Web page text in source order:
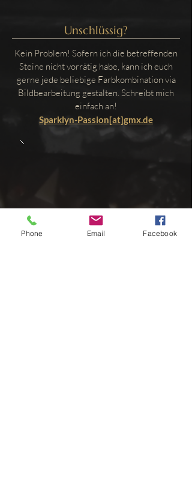
Unschlüssig?
Kein Problem! Sofern ich die betreffenden
Steine nicht vorrätig habe, kann ich euch
gerne jede beliebige Farbkombination via
Bildbearbeitung gestalten. Schreibt mich
einfach an!
Sparklyn-Passion[at]gmx.de
Phone Email Facebook